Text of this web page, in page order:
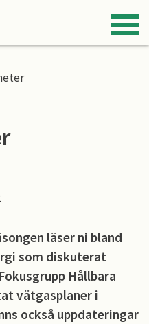
läser ni bland
som diskuterat
Hållbara
vätgasplaner i
också uppdateringar